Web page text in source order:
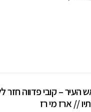
העיר – קובי פדווה
// ארז מי רז